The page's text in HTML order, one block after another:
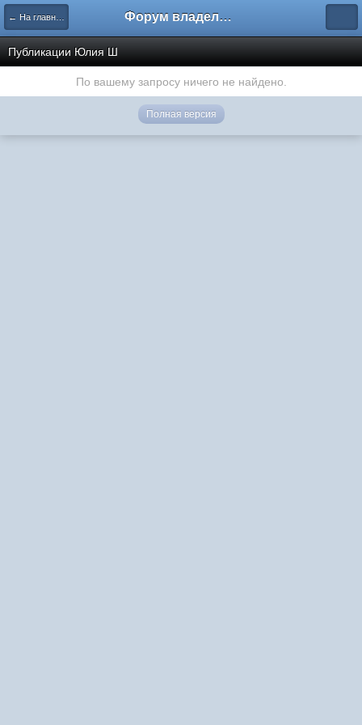
← На главную Форум владельцев интернет-магазинов
Публикации Юлия Ш
По вашему запросу ничего не найдено.
Полная версия